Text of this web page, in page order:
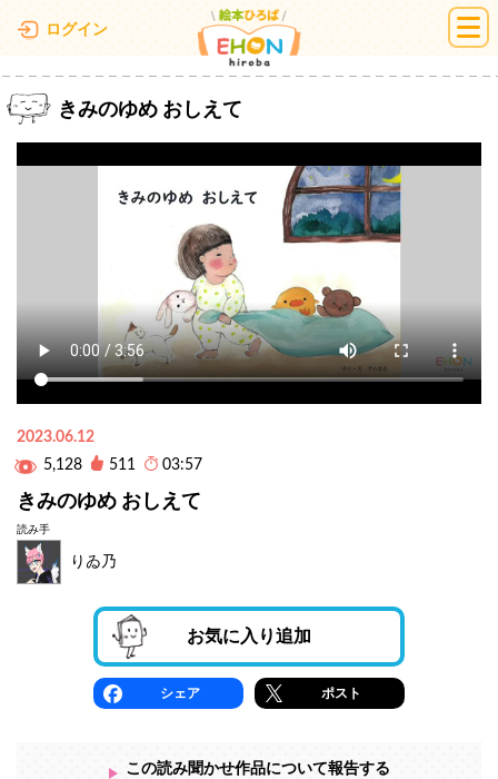
ログイン 絵本ひろば
きみのゆめ おしえて
2023.06.12
5,128
511 03:57
きみのゆめ おしえて
読み手
りゐ乃
お気に入り追加
シェア ポスト
この読み聞かせ作品について報告する